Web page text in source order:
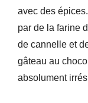
avec des
par de la farine
de cannelle et
gâteau au
absolument